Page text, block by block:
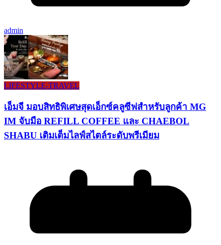
admin
LIFESTYLE​-TRAVEL​
เอ็มจี มอบสิทธิพิเศษสุดเอ็กซ์คลูซีฟสำหรับลูกค้า MG
IM จับมือ REFILL COFFEE และ CHAEBOL
SHABU เติมเต็มไลฟ์สไตล์ระดับพรีเมียม